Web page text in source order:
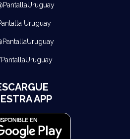
Uruguay
APP